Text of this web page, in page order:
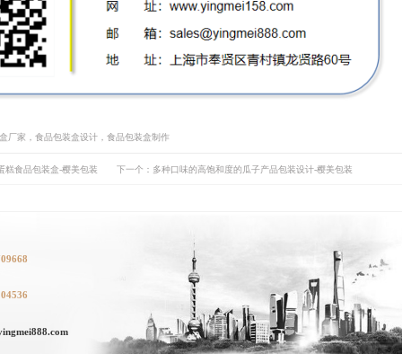
厂家，食品包装盒设计，食品包装盒制作
糕食品包装盒-樱美包装 下一个：多种口味的高饱和度的瓜子产品包装设计-樱美包装